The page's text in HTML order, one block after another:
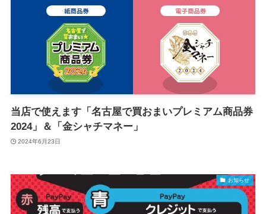
当店で使えます「名古屋で買おまいプレミアム商品券
2024」＆「金シャチマネー」
2024年6月23日
お知らせ